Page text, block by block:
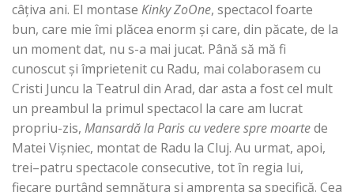
câţiva ani. El montase Kinky ZoOne, spectacol foarte
bun, care mie îmi plăcea enorm şi care, din păcate, de la
un moment dat, nu s-a mai jucat. Până să mă fi
cunoscut şi împrietenit cu Radu, mai colaborasem cu
Cristi Juncu la Teatrul din Arad, dar asta a fost cel mult
un preambul la primul spectacol la care am lucrat
propriu-zis, Mansardă la Paris cu vedere spre moartede
Matei Vişniec, montat de Radu la Cluj. Au urmat, apoi,
trei–patru spectacole consecutive, tot în regia lui,
fiecare purtând semnătura şi amprenta sa specifică. Cea